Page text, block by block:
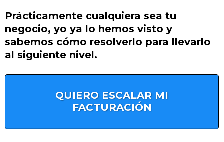
Prácticamente cualquiera sea tu
negocio, yo ya lo hemos visto y
sabemos cómo resolverlo para llevarlo
al siguiente nivel.
QUIERO ESCALAR MI
FACTURACIÓN